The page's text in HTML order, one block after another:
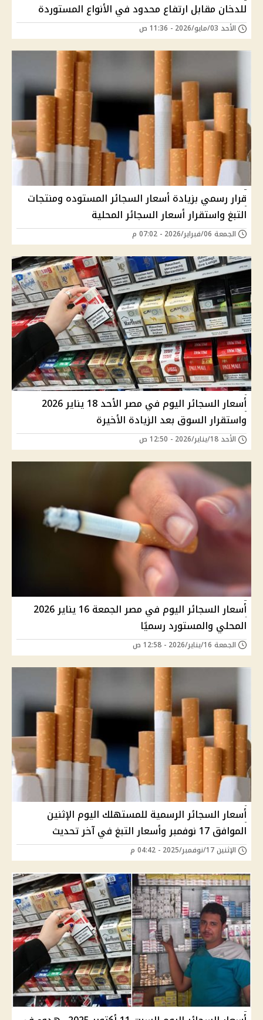
للدخان مقابل ارتفاع محدود في الأنواع المستوردة
الأحد 03/مايو/2026 - 11:36 ص
قرار رسمي بزيادة أسعار السجائر المستوده ومنتجات
التبغ واستقرار أسعار السجائر المحلية
الجمعة 06/فبراير/2026 - 07:02 م
أسعار السجائر اليوم في مصر الأحد 18 يناير 2026
واستقرار السوق بعد الزيادة الأخيرة
الأحد 18/يناير/2026 - 12:50 ص
أسعار السجائر اليوم في مصر الجمعة 16 يناير 2026
المحلي والمستورد رسميًا
الجمعة 16/يناير/2026 - 12:58 ص
أسعار السجائر الرسمية للمستهلك اليوم الإثنين
الموافق 17 نوفمبر وأسعار التبغ في آخر تحديث
الإثنين 17/نوفمبر/2025 - 04:42 م